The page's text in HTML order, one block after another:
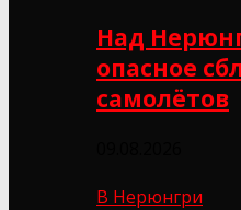
Над
опасное
самолётов
В Нерюнгри